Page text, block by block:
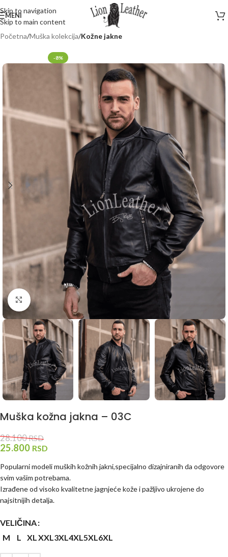
Skip to navigation
Skip to main content
MENI
Početna Muška kolekcija Kožne jakne
-8%
Kliknite za uvećanje
Muška kožna jakna – 03C
28.100RSD
25.800 RSD
Popularni modeli muških kožnih jakni,specijalno dizajniranih da odgovore
svim vašim potrebama.
Izrađene od visoko kvalitetne jagnjeće kože i pažljivo ukrojene do
najsitnijih detalja.
VELIČINA
M
L XL XXL 3XL 4XL 5XL 6XL